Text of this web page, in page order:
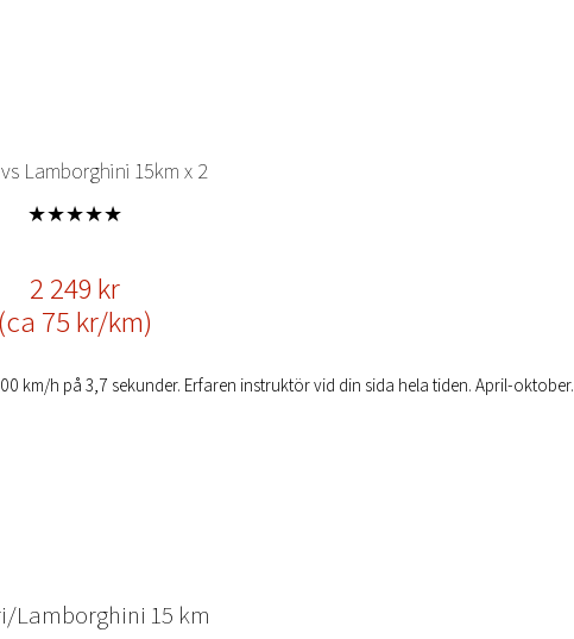
Lamborghini 15km x 2
★★★★★
2 249 kr
(ca 75 kr/km)
km/h på 3,7 sekunder. Erfaren instruktör vid din sida hela tiden. April-oktober.
Lamborghini 15 km